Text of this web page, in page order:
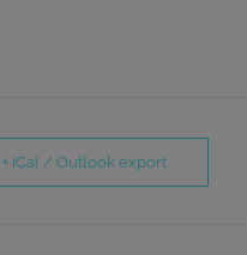
+ iCal / Outlook export